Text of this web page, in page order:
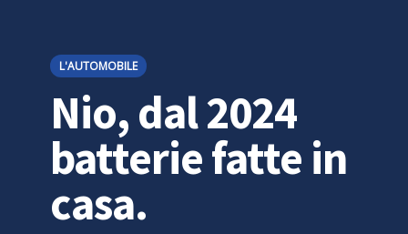
L'AUTOMOBILE
Nio, dal 2024
batterie fatte in
casa.